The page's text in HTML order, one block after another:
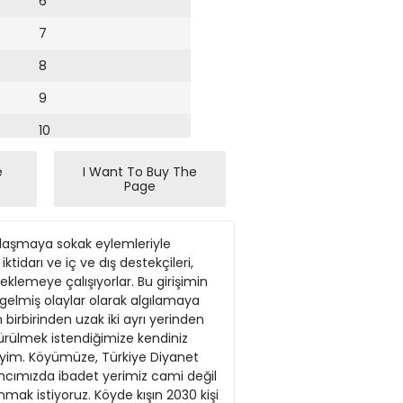
7
8
9
10
14
15
16
17
18
I Want To Buy The
Page
Talabani ve Barzani’nin, PKK’nin pasifize edilmesinde genel af seçeneği üzerinde durduğu biliniyor. İki Kürt lider, Öcalan’ın muhatap alınmasında ısrar ediyor. Önceki gün Başbakan’a mektup gönderen bir grup Avrupalı milletvekili de el altından aslında AP’nin siyasi çözümünü masaya sürüyor. PKK, Öcalan’ın dışlanacağı bir çözümün kesinlikle kabul edilemeyeceği konusunda kararlı görünüyor, olayı İmralı’ya kilitliyor. Erdoğan’ın çözüm olarak ağzından kaçırdığı ‘‘masa’’da işte bu gerçekler bekliyor. Yalnızca elma ile armudu değil, masaya kimin oturacağı konusunu da karıştıran Erdoğan’ın, ülkenin huzuruna dinamit koyan bu soruna daha ciddi yaklaşması gerekiyor. Hükümet terörün yarattığı panikle kangrenleşmiş bu yarayı iyileştirmeye çalışırken aslında kafası karışık bir doktor portresi çiziyor, hastayı komaya sokmaktan ileri gidemiyor! TBMM’DE TERÖR SEMPOZYUMU DTP ‘Roj TV’ye izin verenler samimiyetsiz’ ANKARA (Cumhuriyet Bürosu) Türk Parlamenterler Birliği tarafından düzenlenen ‘‘Küresel Terörle Mücadele’’ sempozyumunun açılışında konuşan TBMM Başkanvekili Nevzat Pakdil, ‘‘küresel tehdide karşı samimiyetsiz tutumlar sergilendiğini’’ vurguladı. Pakdil, ‘‘Ülkemizde son günlerde yaşanan olayların fitilini Roj TV tarafından yapılan yayınların ateşlediği ortada iken, tüm uyarılarımıza rağmen bu televizyonun yayınına hâlâ izin veren ülkenin takındığı tavır, bu samimiyetsiz tutuma en çarpıcı örnektir’’ dedi. Türk Parlamenterler Birliği Başkanı Hasan Korkmazcan,‘‘Küresel terörle mücadele, demokrasi ve hukukun rolü’’ sempozyumunun açılışında yaptığı konuşmada, Genelkurmay Başkanı Orgeneral Hilmi Özkök’ün terorizmin artık küresel bir tehdit haline geldiğine ilişkin bazı değerlendirmelerini okudu. Korkmazcan, ‘‘Terörün en alçak unsuru, dağdaki silahlı eşkıya değildir. Kışkırtılmış, şartlandırılmış ve aldatılmış olarak masum kitlelerin üzerine salınan çapulcular da değildir. Terör cephesinin asıl insanlık onurundan mahrum unsuru, sözle, yazıyla, teşvikle, elindeki kamu yetkisiyle teröristi ve terör or